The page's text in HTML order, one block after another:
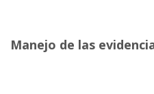
Manejo de las